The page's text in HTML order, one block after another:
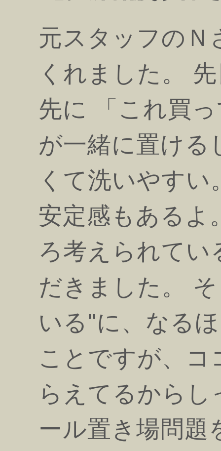
元スタッフのＮ
くれました。
先に 「これ買
が一緒に置ける
くて洗いやす
安定感もあるよ
ろ考えられてい
だきました。
いる"に、なる
ことですが、
らえてるから
ール置き場問題